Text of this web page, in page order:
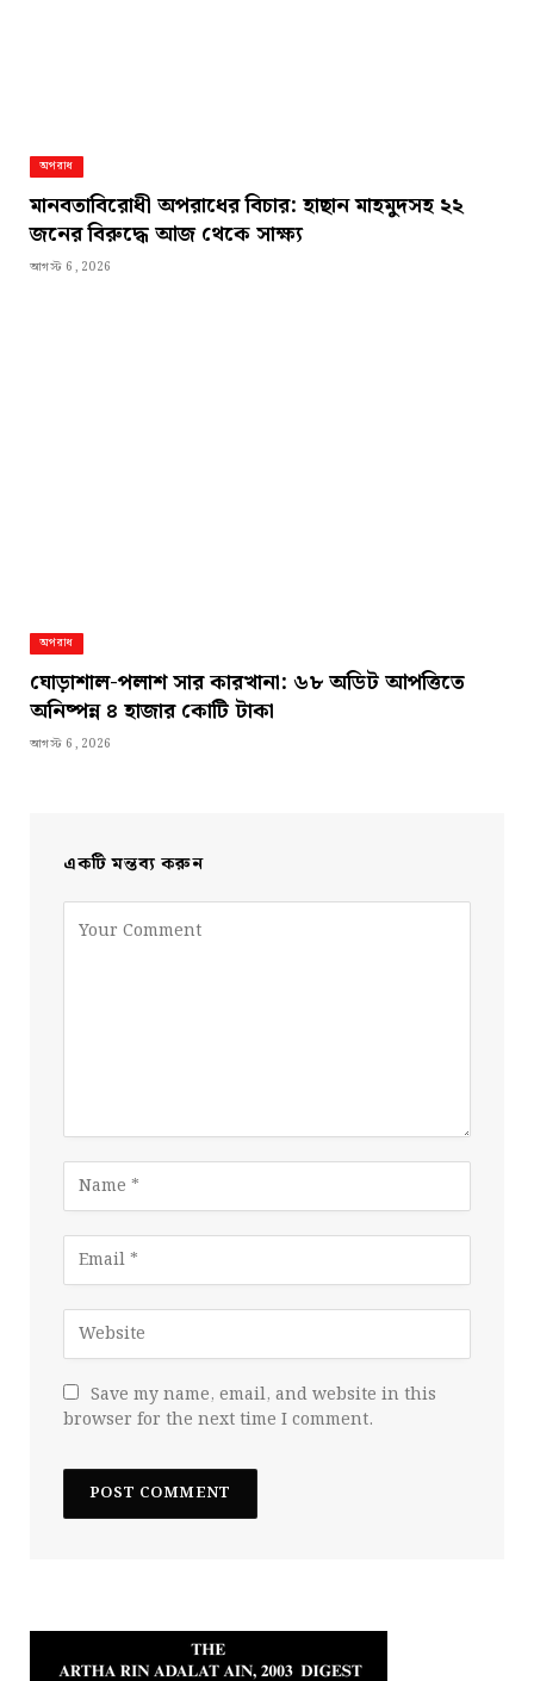
অপরাধ
মানবতাবিরোধী অপরাধের বিচার: হাছান মাহমুদসহ ২২
জনের বিরুদ্ধে আজ থেকে সাক্ষ্য
আগস্ট 6, 2026
অপরাধ
ঘোড়াশাল-পলাশ সার কারখানা: ৬৮ অডিট আপত্তিতে
অনিষ্পন্ন ৪ হাজার কোটি টাকা
আগস্ট 6, 2026
একটি মন্তব্য করুন
Save my name, email, and website in this
browser for the next time I comment.